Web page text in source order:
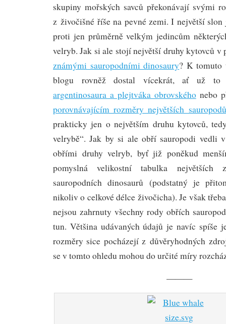
skupiny mořských savců překonávají svými
z živočišné říše na pevné zemi. I největší
proti jen průměrně velkým jedincům
velryb. Jak si ale stojí největší druhy kytovců
známými sauropodními dinosaury? K tomuto
blogu rovněž dostal vícekrát, ať už
argentinosaura a plejtváka obrovskéhonebo
porovnávajícím rozměry největších sauropodů
prakticky jen o největším druhu kytovců,
velrybě“. Jak by si ale obří sauropodi vedli
obřími druhy velryb, byť již poněkud
pomyslná velikostní tabulka největších
sauropodních dinosaurů (podstatný je
nikoliv o celkové délce živočicha). Je však
nejsou zahrnuty všechny rody obřích
tun. Většina udávaných údajů je navíc spíše
rozměry sice pocházejí z důvěryhodných
se v tomto ohledu mohou do určité míry
———